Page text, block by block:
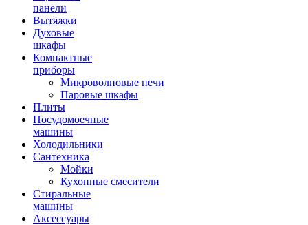
панели
Вытяжки
Духовые
шкафы
Компактные
приборы
Микроволновые печи
Паровые шкафы
Плиты
Посудомоечные
машины
Холодильники
Сантехника
Мойки
Кухонные смесители
Стиральные
машины
Аксессуары